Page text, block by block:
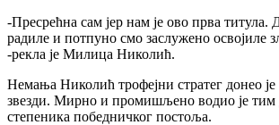
-Пресрећна сам јер нам је ово прва титула.
радиле и потпуно смо заслужено освојиле
-рекла је Милица Николић.
Немања Николић трофејни стратег донео је
звезди. Мирно и промишљено водио је тим
степеника победничког постоља.